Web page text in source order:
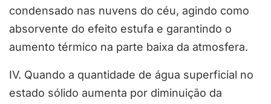
condensado nas nuvens do céu, agindo como
absorvente do efeito estufa e garantindo o
aumento térmico na parte baixa da atmosfera.
IV. Quando a quantidade de água superficial no
estado sólido aumenta por diminuição da